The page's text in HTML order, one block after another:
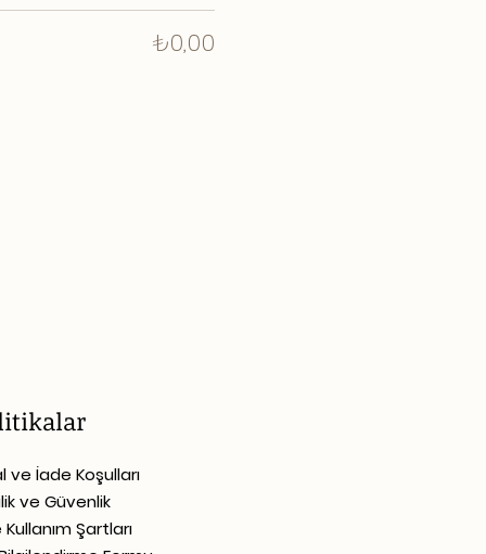
₺0,00
ve İade Koşulları
ve Güvenlik
Şartları